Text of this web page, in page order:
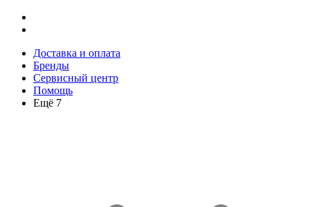
Доставка и оплата
Бренды
Сервисный центр
Помощь
Ещё 7